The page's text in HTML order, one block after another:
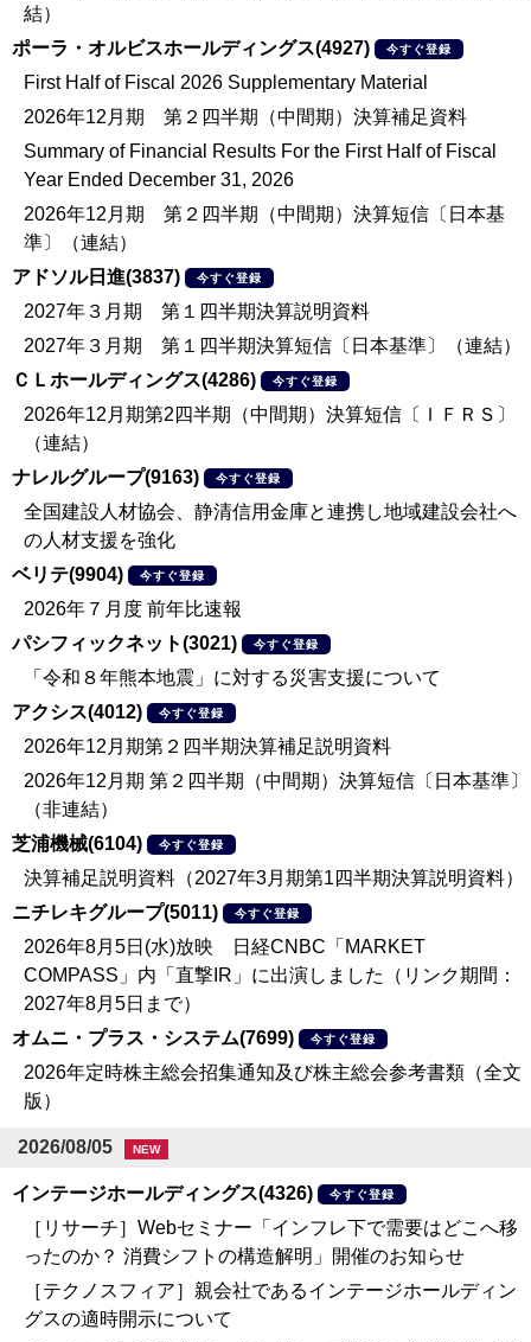
結）
ポーラ・オルビスホールディングス(4927)
今すぐ登録
First Half of Fiscal 2026 Supplementary Material
2026年12月期 第２四半期（中間期）決算補足資料
Summary of Financial Results For the First Half of Fiscal
Year Ended December 31, 2026
2026年12月期 第２四半期（中間期）決算短信〔日本基
準〕（連結）
アドソル日進(3837)
今すぐ登録
2027年３月期 第１四半期決算説明資料
2027年３月期 第１四半期決算短信〔日本基準〕（連結）
ＣＬホールディングス(4286)
今すぐ登録
2026年12月期第2四半期（中間期）決算短信〔ＩＦＲＳ〕
（連結）
ナレルグループ(9163)
今すぐ登録
全国建設人材協会、静清信用金庫と連携し地域建設会社へ
の人材支援を強化
ベリテ(9904)
今すぐ登録
2026年７月度 前年比速報
パシフィックネット(3021)
今すぐ登録
「令和８年熊本地震」に対する災害支援について
アクシス(4012)
今すぐ登録
2026年12月期第２四半期決算補足説明資料
2026年12月期 第２四半期（中間期）決算短信〔日本基準〕
（非連結）
芝浦機械(6104)
今すぐ登録
決算補足説明資料（2027年3月期第1四半期決算説明資料）
ニチレキグループ(5011)
今すぐ登録
2026年8月5日(水)放映 日経CNBC「MARKET
COMPASS」内「直撃IR」に出演しました（リンク期間：
2027年8月5日まで）
オムニ・プラス・システム(7699)
今すぐ登録
2026年定時株主総会招集通知及び株主総会参考書類（全文
版）
2026/08/05 NEW
インテージホールディングス(4326) 今すぐ登録
［リサーチ］Webセミナー「インフレ下で需要はどこへ移
ったのか？ 消費シフトの構造解明」開催のお知らせ
［テクノスフィア］親会社であるインテージホールディン
グスの適時開示について